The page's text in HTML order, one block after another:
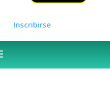
Inscribirse